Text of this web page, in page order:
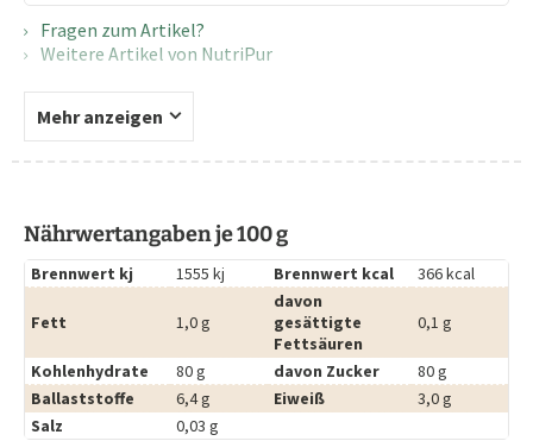
Fragen zum Artikel?
Weitere Artikel von NutriPur
Mehr anzeigen
Nährwertangaben je 100 g
Brennwert kj 1555 kj Brennwert kcal 366 kcal
Fett 1,0 g
davon
gesättigte
Fettsäuren
0,1 g
Kohlenhydrate 80 g davon Zucker
80 g
Ballaststoffe
6,4 g Eiweiß
3,0 g
Salz
0,03 g